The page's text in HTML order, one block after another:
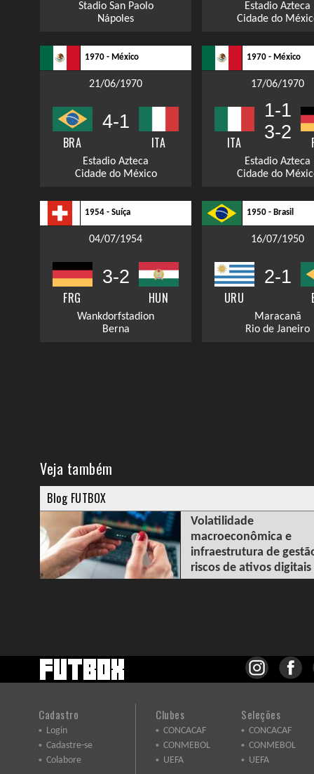
Stadio San Paolo
Nápoles
Estadio Azteca
Cidade do
1970 - México
21/06/1970
BRA
4-1
ITA
Estadio Azteca
Cidade do México
1970 - México
17/06/1970
ITA
1-1
3-2
Estadio Azteca
Cidade do
1954 - Suíça
04/07/1954
FRG
3-2
HUN
Wankdorfstadion
Berna
1950 - Brasil
16/07/1950
URU
2-1
Maracanã
Rio de Janeiro
Veja também
Blog FUTBOX
Volatilidade
macroeconômica e
infraestrutura de
riscos de ativos digitais
Cadastro
Login
Cadastre-se
Colabore
Clubes
CONCACAF
CONMEBOL
UEFA
Seleções
CONCACAF
CONMEBOL
UEFA